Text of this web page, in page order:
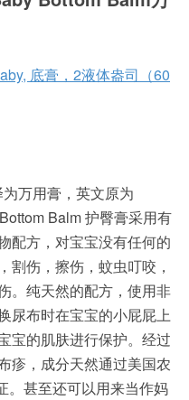
底膏，2液体盎司（60
万用膏，英文原为
Balm 护臀膏采用有
配方，对宝宝没有任何的
割伤，擦伤，蚊虫叮咬，
。纯天然的配方，使用非
尿布时在宝宝的小屁屁上
宝的肌肤进行保护。经过
疹，成分天然通过美国农
。甚至还可以用来当作妈